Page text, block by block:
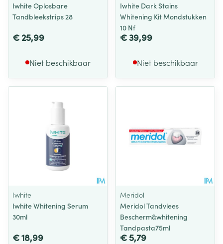
Iwhite Oplosbare
Tandbleekstrips 28
€ 25,99
Niet beschikbaar
Iwhite Dark Stains
Whitening Kit Mondstukken
10 Nf
€ 39,99
Niet beschikbaar
Iwhite
Iwhite Whitening Serum
30ml
€ 18,99
Meridol
Meridol Tandvlees
Bescherm&whitening
Tandpasta75ml
€ 5,79